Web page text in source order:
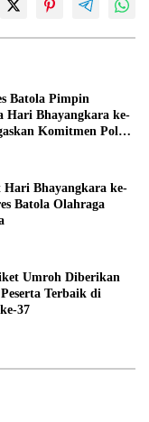
Batola Pimpin
Hari Bhayangkara ke-
Komitmen Polri
Hari Bhayangkara ke-
Batola Olahraga
Umroh Diberikan
Terbaik di
37